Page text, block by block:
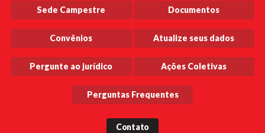
Sede Campestre Documentos
Convênios Atualize seus dados
Pergunte ao jurídico Ações Coletivas
Perguntas Frequentes
Contato